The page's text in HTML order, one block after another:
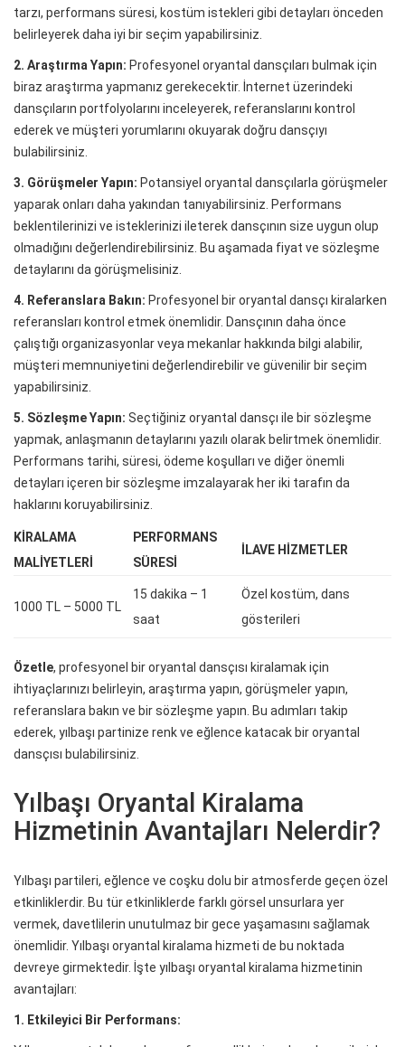
tarzı, performans süresi, kostüm istekleri gibi detayları önceden
belirleyerek daha iyi bir seçim yapabilirsiniz.
2. Araştırma Yapın: Profesyonel oryantal dansçıları bulmak için
biraz araştırma yapmanız gerekecektir. İnternet üzerindeki
dansçıların portfolyolarını inceleyerek, referanslarını kontrol
ederek ve müşteri yorumlarını okuyarak doğru dansçıyı
bulabilirsiniz.
3. Görüşmeler Yapın: Potansiyel oryantal dansçılarla görüşmeler
yaparak onları daha yakından tanıyabilirsiniz. Performans
beklentilerinizi ve isteklerinizi ileterek dansçının size uygun olup
olmadığını değerlendirebilirsiniz. Bu aşamada fiyat ve sözleşme
detaylarını da görüşmelisiniz.
4. Referanslara Bakın: Profesyonel bir oryantal dansçı kiralarken
referansları kontrol etmek önemlidir. Dansçının daha önce
çalıştığı organizasyonlar veya mekanlar hakkında bilgi alabilir,
müşteri memnuniyetini değerlendirebilir ve güvenilir bir seçim
yapabilirsiniz.
5. Sözleşme Yapın: Seçtiğiniz oryantal dansçı ile bir sözleşme
yapmak, anlaşmanın detaylarını yazılı olarak belirtmek önemlidir.
Performans tarihi, süresi, ödeme koşulları ve diğer önemli
detayları içeren bir sözleşme imzalayarak her iki tarafın da
haklarını koruyabilirsiniz.
KIRALAMA
MALIYETLERI
PERFORMANS
SÜRESI
İLAVE HIZMETLER
1000 TL – 5000 TL
15 dakika – 1
saat
Özel kostüm, dans
gösterileri
Özetle, profesyonel bir oryantal dansçısı kiralamak için
ihtiyaçlarınızı belirleyin, araştırma yapın, görüşmeler yapın,
referanslara bakın ve bir sözleşme yapın. Bu adımları takip
ederek, yılbaşı partinize renk ve eğlence katacak bir oryantal
dansçısı bulabilirsiniz.
Yılbaşı Oryantal Kiralama
Hizmetinin Avantajları Nelerdir?
Yılbaşı partileri, eğlence ve coşku dolu bir atmosferde geçen özel
etkinliklerdir. Bu tür etkinliklerde farklı görsel unsurlara yer
vermek, davetlilerin unutulmaz bir gece yaşamasını sağlamak
önemlidir. Yılbaşı oryantal kiralama hizmeti de bu noktada
devreye girmektedir. İşte yılbaşı oryantal kiralama hizmetinin
avantajları:
1. Etkileyici Bir Performans: